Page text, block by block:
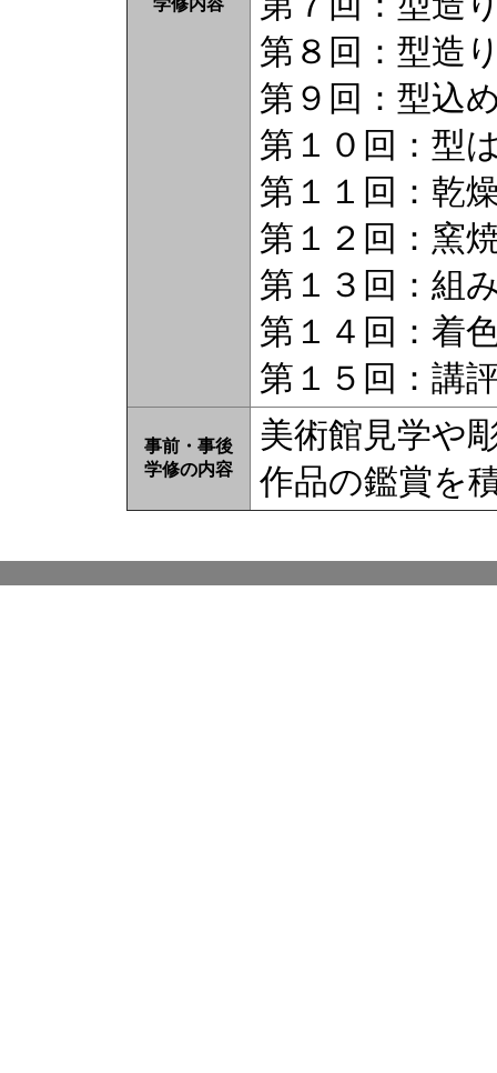
学修内容
第８回：型造
第９回：型込
第１０回：型
第１１回：乾
第１２回：窯
第１３回：組
第１４回：着
第１５回：講
事前・事後
学修の内容
美術館見学や
作品の鑑賞を